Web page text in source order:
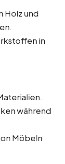
Holz und
in
während
Möbeln